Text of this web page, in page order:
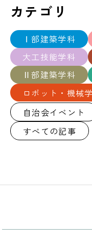
カテゴリ
Ⅰ部建築学科
大工技能学科
Ⅱ部建築学科
ロボット・機械
自治会イベント
すべての記事